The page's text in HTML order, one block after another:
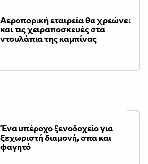
Αεροπορική εταιρεία θα χρεώνει
και τις χειραποσκευές στα
ντουλάπια της καμπίνας
Ένα υπέροχο ξενοδοχείο για
ξεχωριστή διαμονή, σπα και
φαγητό